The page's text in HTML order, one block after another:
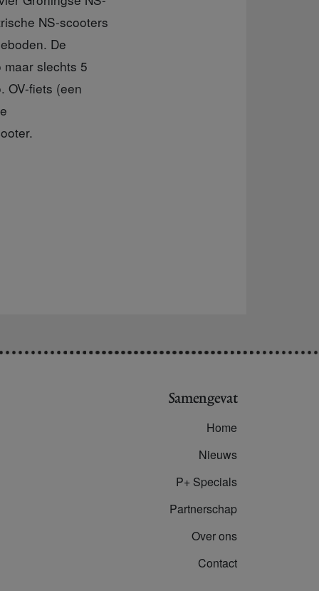
NS-scooters
De
slechts 5
OV-fiets (een
Samengevat
Home
Nieuws
P+ Specials
Partnerschap
Over ons
Contact